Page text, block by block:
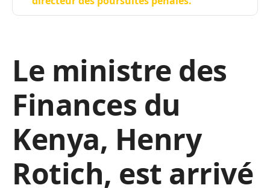
Le ministre des
Finances du
Kenya, Henry
Rotich, est arrivé